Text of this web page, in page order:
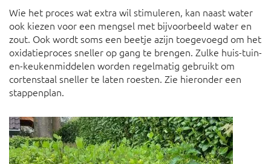
Wie het proces wat extra wil stimuleren, kan naast water
ook kiezen voor een mengsel met bijvoorbeeld water en
zout. Ook wordt soms een beetje azijn toegevoegd om het
oxidatieproces sneller op gang te brengen. Zulke huis-tuin-
en-keukenmiddelen worden regelmatig gebruikt om
cortenstaal sneller te laten roesten. Zie hieronder een
stappenplan.